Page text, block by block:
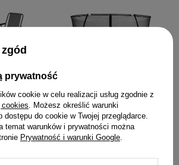
Siatka Wewnętrzna do
Trampoliny Sport Max 16ft
Różowa
222,13 zł
prywatność
cookie w celu realizacji usług zgodnie z
. Możesz określić warunki
dostępu do cookie w Twojej przeglądarce.
temat warunków i prywatności można
Prywatność i warunki Google.